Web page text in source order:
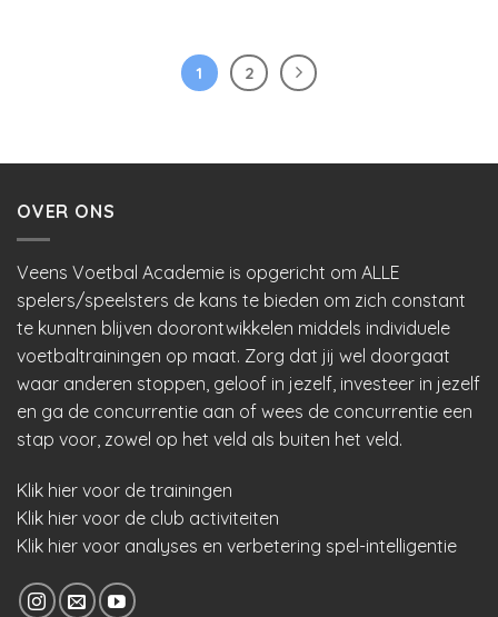
1 2
OVER ONS
Veens Voetbal Academie is opgericht om ALLE
spelers/speelsters de kans te bieden om zich constant
te kunnen blijven doorontwikkelen middels individuele
voetbaltrainingen op maat. Zorg dat jij wel doorgaat
waar anderen stoppen, geloof in jezelf, investeer in jezelf
en ga de concurrentie aan of wees de concurrentie een
stap voor, zowel op het veld als buiten het veld.
Klik hier voor de trainingen
Klik hier voor de club activiteiten
Klik hier voor analyses en verbetering spel-intelligentie